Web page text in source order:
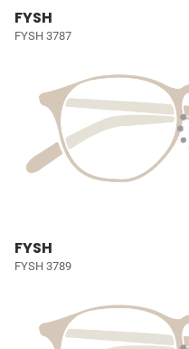
FYSH
FYSH 3787
FYSH
FYSH 3789